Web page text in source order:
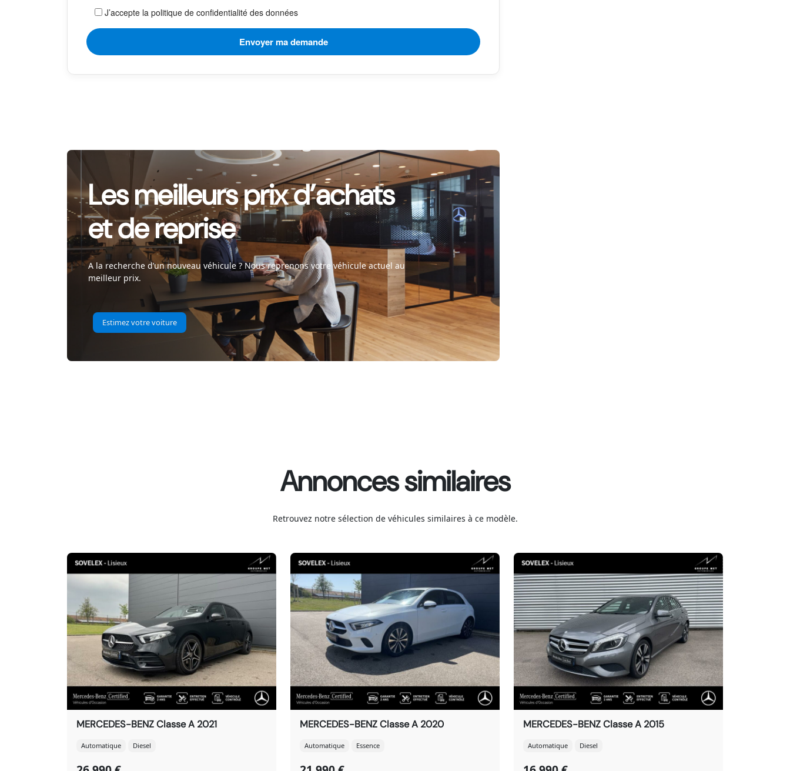
J’accepte la politique de confidentialité des données
Les meilleurs prix d’achats
et de reprise
A la recherche d’un nouveau véhicule ? Nous reprenons votre véhicule actuel au
meilleur prix.
Estimez votre voiture
Annonces similaires
Retrouvez notre sélection de véhicules similaires à ce modèle.
MERCEDES-BENZ Classe A 2021
Automatique Diesel
MERCEDES-BENZ Classe A 2020
Automatique Essence
MERCEDES-BENZ Classe A 2015
Automatique Diesel